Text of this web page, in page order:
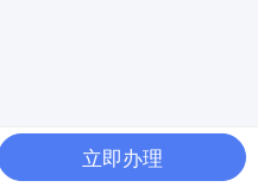
立即办理